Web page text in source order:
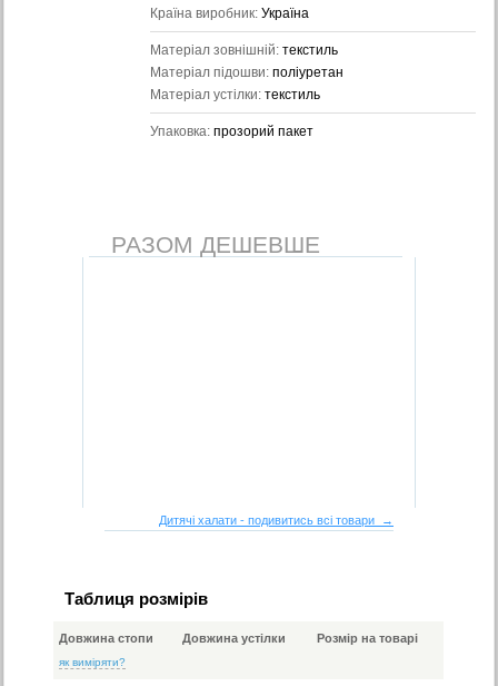
Країна виробник: Україна
Матеріал зовнішній: текстиль
Матеріал підошви: поліуретан
Матеріал устілки: текстиль
Упаковка: прозорий пакет
РАЗОМ ДЕШЕВШЕ
Дитячі халати - подивитись всі товари →
Таблиця розмірів
Довжина стопи
як виміряти?
Довжина устілки Розмір на товарі